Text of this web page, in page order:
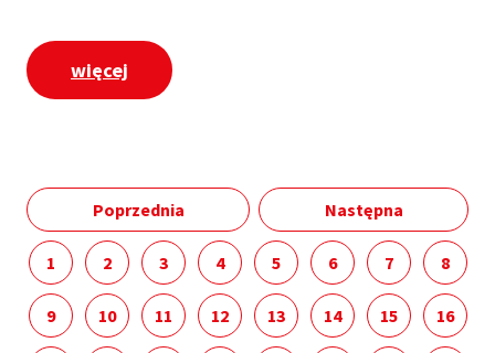
więcej
Poprzednia Następna
1 2 3 4 5 6 7 8
9 10 11 12 13 14 15 16